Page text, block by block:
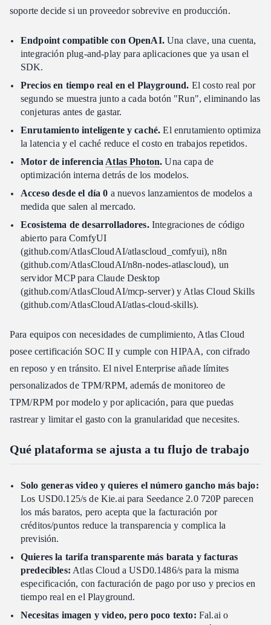
soporte decide si un proveedor sobrevive en producción.
Endpoint compatible con OpenAI.Una clave, una cuenta,
integración plug-and-play para aplicaciones que ya usan el
SDK.
Precios en tiempo real en el Playground. El costo real por
segundo se muestra junto a cada botón "Run", eliminando las
conjeturas antes de gastar.
Enrutamiento inteligente y caché. El enrutamiento optimiza
la latencia y el caché reduce el costo en trabajos repetidos.
Motor de inferencia Atlas Photon. Una capa de
optimización interna detrás de los modelos.
Acceso desde el día 0 a nuevos lanzamientos de modelos a
medida que salen al mercado.
Ecosistema de desarrolladores.Integraciones de código
abierto para ComfyUI
(github.com/AtlasCloudAI/atlascloud_comfyui), n8n
(github.com/AtlasCloudAI/n8n-nodes-atlascloud), un
servidor MCP para Claude Desktop
(github.com/AtlasCloudAI/mcp-server) y Atlas Cloud Skills
(github.com/AtlasCloudAI/atlas-cloud-skills).
Para equipos con necesidades de cumplimiento, Atlas Cloud
posee certificación SOC II y cumple con HIPAA, con cifrado
en reposo y en tránsito. El nivel Enterprise añade límites
personalizados de TPM/RPM, además de monitoreo de
TPM/RPM por modelo y por aplicación, para que puedas
rastrear y limitar el gasto con la granularidad que necesites.
Qué plataforma se ajusta a tu flujo de trabajo
Solo generas video y quieres el número gancho más bajo:
Los USD0.125/s de Kie.ai para Seedance 2.0 720P parecen
los más baratos, pero acepta que la facturación por
créditos/puntos reduce la transparencia y complica la
previsión.
Quieres la tarifa transparente más barata y facturas
predecibles: Atlas Cloud a USD0.1486/s para la misma
especificación, con facturación de pago por uso y precios en
tiempo real en el Playground.
Necesitas imagen y video, pero poco texto: Fal.ai o